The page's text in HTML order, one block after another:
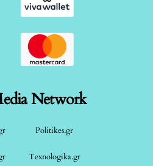
Network
Politikes.gr
Texnologika.gr